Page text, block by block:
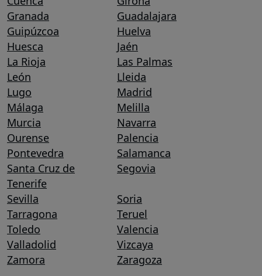
Granada
Guadalajara
Guipúzcoa
Huelva
Huesca
Jaén
La Rioja
Las Palmas
León
Lleida
Lugo
Madrid
Málaga
Melilla
Murcia
Navarra
Ourense
Palencia
Pontevedra
Salamanca
Santa Cruz de
Tenerife
Segovia
Sevilla
Soria
Tarragona
Teruel
Toledo
Valencia
Valladolid
Vizcaya
Zamora
Zaragoza